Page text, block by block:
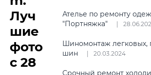
Луч
шие
фото
с 28
Ателье по ремонту
"Портняжка"
Шиномонтаж легковых,
шин
20.03.2024
Срочный ремонт